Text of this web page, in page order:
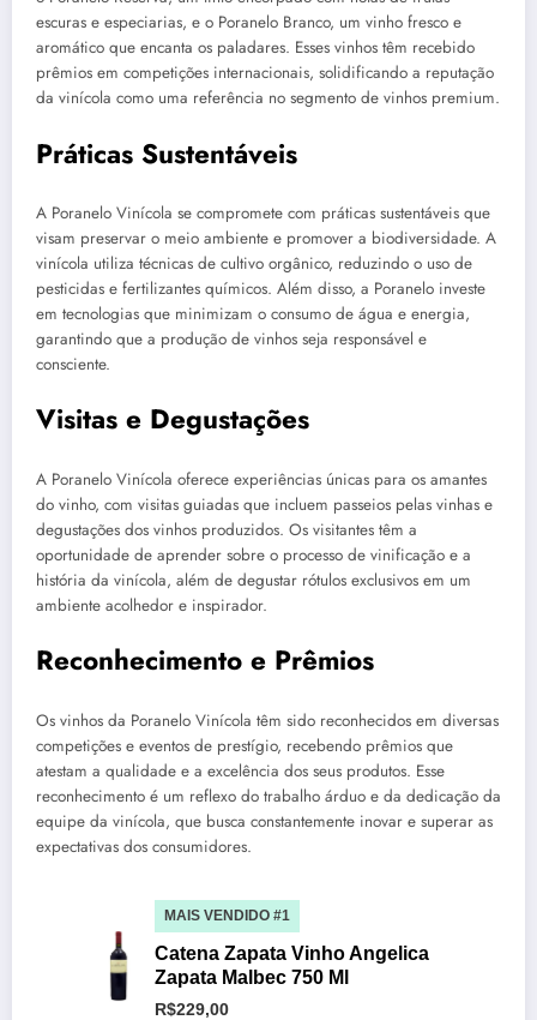
escuras e especiarias, e o Poranelo Branco, um vinho fresco e
aromático que encanta os paladares. Esses vinhos têm recebido
prêmios em competições internacionais, solidificando a reputação
da vinícola como uma referência no segmento de vinhos premium.
Práticas Sustentáveis
A Poranelo Vinícola se compromete com práticas sustentáveis que
visam preservar o meio ambiente e promover a biodiversidade. A
vinícola utiliza técnicas de cultivo orgânico, reduzindo o uso de
pesticidas e fertilizantes químicos. Além disso, a Poranelo investe
em tecnologias que minimizam o consumo de água e energia,
garantindo que a produção de vinhos seja responsável e
consciente.
Visitas e Degustações
A Poranelo Vinícola oferece experiências únicas para os amantes
do vinho, com visitas guiadas que incluem passeios pelas vinhas e
degustações dos vinhos produzidos. Os visitantes têm a
oportunidade de aprender sobre o processo de vinificação e a
história da vinícola, além de degustar rótulos exclusivos em um
ambiente acolhedor e inspirador.
Reconhecimento e Prêmios
Os vinhos da Poranelo Vinícola têm sido reconhecidos em diversas
competições e eventos de prestígio, recebendo prêmios que
atestam a qualidade e a excelência dos seus produtos. Esse
reconhecimento é um reflexo do trabalho árduo e da dedicação da
equipe da vinícola, que busca constantemente inovar e superar as
expectativas dos consumidores.
MAIS VENDIDO #1
Catena Zapata Vinho Angelica
Zapata Malbec 750 Ml
R$229,00